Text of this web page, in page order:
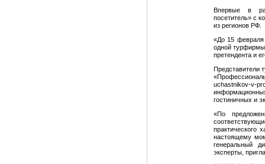
Впервые в
посетитель» с
из регионов РФ.
«До 15 февраля
одной
претендента и
Представители
uchastnikov-v-
гостиничных и
«По
практического
настоящему
генеральный
эксперты,